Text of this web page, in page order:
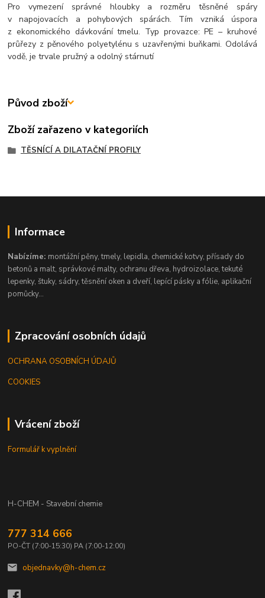
Pro vymezení správné hloubky a rozměru těsněné spáry
v napojovacích a pohybových spárách. Tím vzniká úspora
z ekonomického dávkování tmelu. Typ provazce: PE – kruhové
průřezy z pěnového polyetylénu s uzavřenými buňkami. Odolává
vodě, je trvale pružný a odolný stárnutí
Původ zboží
Zboží zařazeno v kategoriích
TĚSNÍCÍ A DILATAČNÍ PROFILY
Informace
Nabízíme: montážní pěny, tmely, lepidla, chemické kotvy, přísady do
betonů a malt, správkové malty, ochranu dřeva, hydroizolace, tekuté
lepenky, štuky, sádry, těsnění oken a dveří, lepící pásky a fólie, aplikační
pomůcky...
Zpracování osobních údajů
OCHRANA OSOBNÍCH ÚDAJŮ
COOKIES
Vrácení zboží
Formulář k vyplnění
H-CHEM - Stavební chemie
777 314 666
PO-ČT (7:00-15:30) PA (7:00-12:00)
objednavky@h-chem.cz